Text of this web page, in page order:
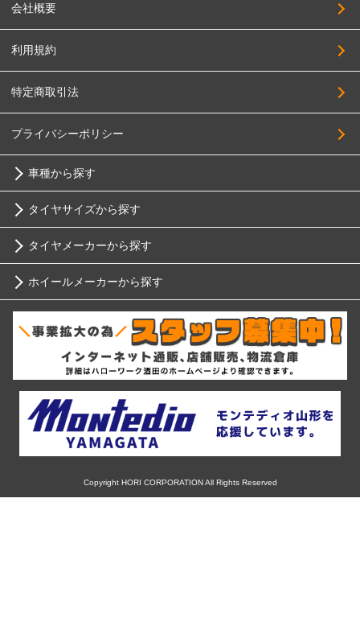
会社概要
利用規約
特定商取引法
プライバシーポリシー
車種から探す
トヨタ
ニッサン
スバル
マツダ
ミツビシ
タイヤサイズから探す
10インチ
12インチ
14インチ
15インチ
タイヤメーカーから探す
ブリヂストン
ミシュラン
ヨコハマ
ダンロップ
ホイールメーカーから探す
RIH
Advanti Racing
Copyright HORI CORPORATION All Rights Reserved